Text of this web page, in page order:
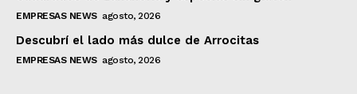
EMPRESAS NEWS agosto, 2026
Descubrí el lado más dulce de Arrocitas
EMPRESAS NEWS agosto, 2026